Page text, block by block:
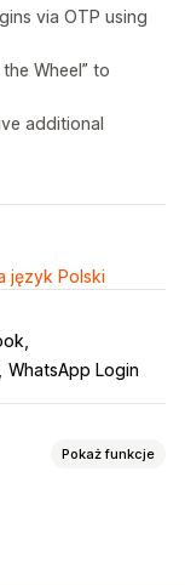
via OTP using
Wheel” to
additional
język Polski
WhatsApp Login
Pokaż funkcje